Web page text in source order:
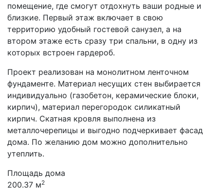
помещение, где смогут отдохнуть ваши родные и
близкие. Первый этаж включает в свою
территорию удобный гостевой санузел, а на
втором этаже есть сразу три спальни, в одну из
которых встроен гардероб.
Проект реализован на монолитном ленточном
фундаменте. Материал несущих стен выбирается
индивидуально (газобетон, керамические блоки,
кирпич), материал перегородок силикатный
кирпич. Скатная кровля выполнена из
металлочерепицы и выгодно подчеркивает фасад
дома. По желанию дом можно дополнительно
утеплить.
Площадь дома
200.37 м2